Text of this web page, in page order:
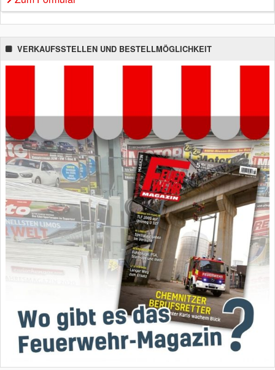
VERKAUFSSTELLEN UND BESTELLMÖGLICHKEIT